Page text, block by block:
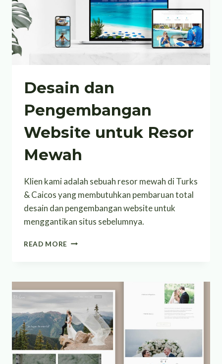
Desain dan
Pengembangan
Website untuk Resor
Mewah
Klien kami adalah sebuah resor mewah di Turks
& Caicos yang membutuhkan pembaruan total
desain dan pengembangan website untuk
menggantikan situs sebelumnya.
READ MORE DESAIN
UNTUK
RESOR